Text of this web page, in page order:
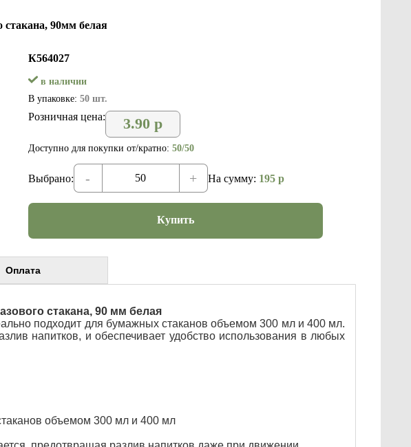
90мм белая
К564027
в наличии
В упаковке: 50 шт.
Розничная цена: 3.90 р
Доступно для покупки от/кратно: 50/50
Выбрано: - + На сумму: 195 р
Купить
Оплата
стакана, 90 мм белая
подходит для бумажных стаканов объемом 300 мл и 400 мл.
напитков, и обеспечивает удобство использования в любых
объемом 300 мл и 400 мл